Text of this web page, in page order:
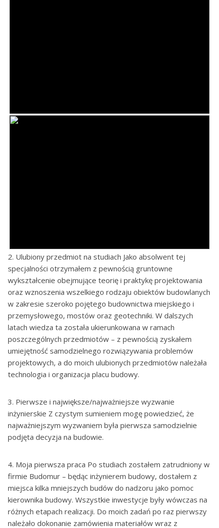
2. Ulubiony przedmiot na studiach Jako absolwent tej
specjalności otrzymałem z pewnością gruntowne
wykształcenie obejmujące teorię i praktykę projektowania
oraz wznoszenia wszelkiego rodzaju obiektów budowlanych
w zakresie szeroko pojętego budownictwa miejskiego i
przemysłowego, mostów oraz geotechniki. W dalszych
latach wiedza ta została ukierunkowana w ramach
poszczególnych przedmiotów – z pewnością zyskałem
umiejętność samodzielnego rozwiązywania problemów
projektowych, a do moich ulubionych przedmiotów należała
technologia i organizacja placu budowy.
3. Pierwsze i największe/najważniejsze wyzwanie
inżynierskie Z czystym sumieniem mogę powiedzieć, że
najważniejszym wyzwaniem była pierwsza samodzielnie
podjęta decyzja na budowie.
4. Moja pierwsza praca Po studiach zostałem zatrudniony w
firmie Budomur – będąc inżynierem budowy, dostałem z
miejsca kilka mniejszych budów do nadzoru jako pomoc
kierownika budowy. Wszystkie inwestycje były wówczas na
różnych etapach realizacji. Do moich zadań po raz pierwszy
należało dokonanie zamówienia materiałów wraz z